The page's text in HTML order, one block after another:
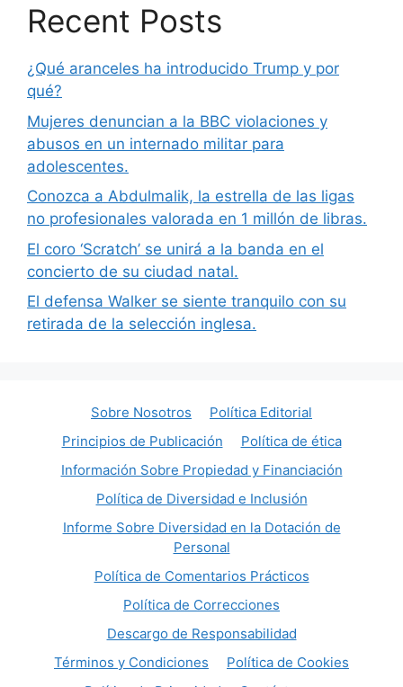
Recent Posts
¿Qué aranceles ha introducido Trump y por
qué?
Mujeres denuncian a la BBC violaciones y
abusos en un internado militar para
adolescentes.
Conozca a Abdulmalik, la estrella de las ligas
no profesionales valorada en 1 millón de libras.
El coro ‘Scratch’ se unirá a la banda en el
concierto de su ciudad natal.
El defensa Walker se siente tranquilo con su
retirada de la selección inglesa.
Sobre Nosotros
Política Editorial
Principios de Publicación
Política de ética
Información Sobre Propiedad y Financiación
Política de Diversidad e Inclusión
Informe Sobre Diversidad en la Dotación de
Personal
Política de Comentarios Prácticos
Política de Correcciones
Descargo de Responsabilidad
Términos y Condiciones
Política de Cookies